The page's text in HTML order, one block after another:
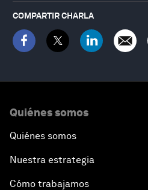
COMPARTIR CHARLA
Quiénes somos
Quiénes somos
Nuestra estrategia
Cómo trabajamos